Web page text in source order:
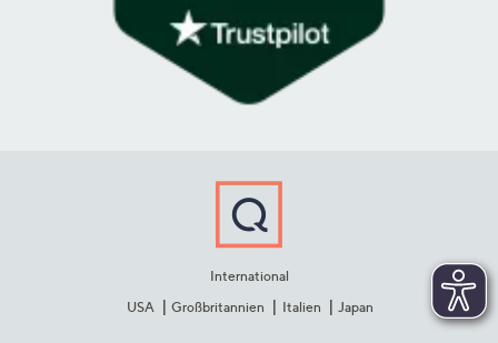
International
USA
Großbritannien Italien Japan